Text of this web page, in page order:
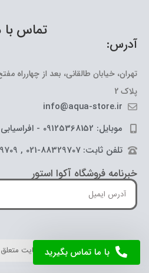
تماس با
آدرس:
تهران، خیابان طالقانی، بعد از چهارراه
پلاک 2
info@aqua-store.ir
موبایل: 09125368152 - افراسیابی
تلفن ثابت: 88329707-021 , 88329709-021
خبرنامه فروشگاه آکوا استور
کلیه حقوق مادی و معنوی این سایت متعلق
با ما تماس بگیرید